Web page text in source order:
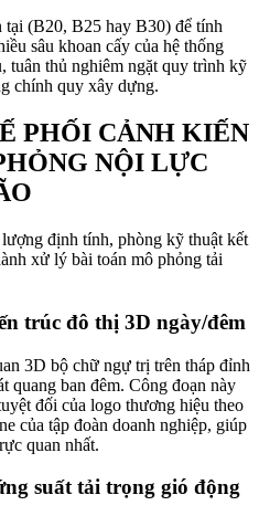
tại (B20, B25 hay B30) để tính
sâu khoan cấy của hệ thống
tuân thủ nghiêm ngặt quy trình kỹ
chính quy xây dựng.
PHỐI CẢNH KIẾN
NỘI LỰC
định tính, phòng kỹ thuật kết
xử lý bài toán mô phỏng tải
trúc đô thị 3D ngày/đêm
3D bộ chữ ngự trị trên tháp đỉnh
quang ban đêm. Công đoạn này
đối của logo thương hiệu theo
của tập đoàn doanh nghiệp, giúp
quan nhất.
suất tải trọng gió động